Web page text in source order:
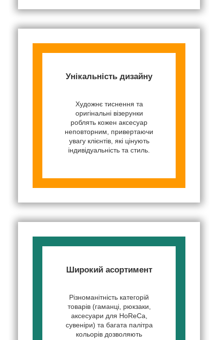
Унікальність дизайну
Художнє тиснення та
оригінальні візерунки
роблять кожен аксесуар
неповторним, привертаючи
увагу клієнтів, які цінують
індивідуальність та стиль.
Широкий асортимент
Різноманітність категорій
товарів (гаманці, рюкзаки,
аксесуари для HoReCa,
сувеніри) та багата палітра
кольорів дозволяють